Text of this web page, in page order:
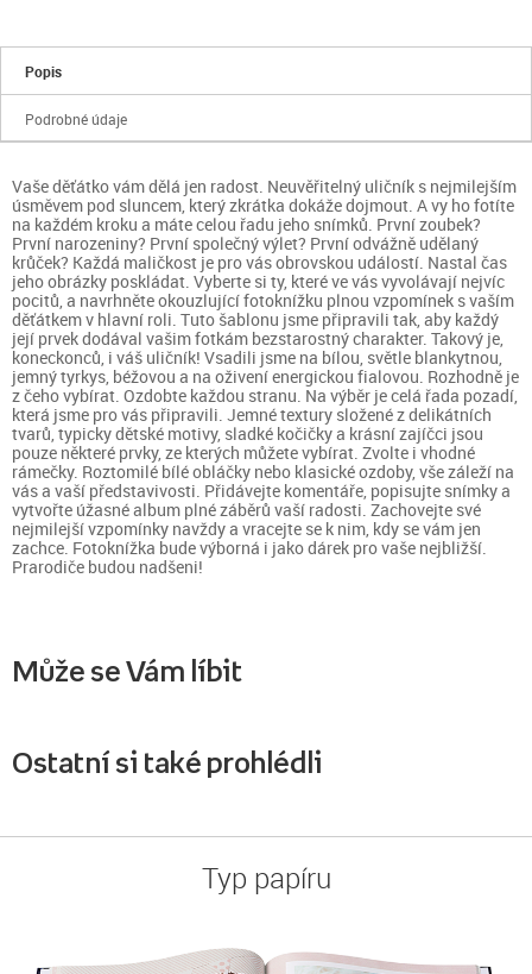
Popis
Podrobné údaje
Vaše děťátko vám dělá jen radost. Neuvěřitelný uličník s nejmilejším
úsměvem pod sluncem, který zkrátka dokáže dojmout. A vy ho fotíte
na každém kroku a máte celou řadu jeho snímků. První zoubek?
První narozeniny? První společný výlet? První odvážně udělaný
krůček? Každá maličkost je pro vás obrovskou událostí. Nastal čas
jeho obrázky poskládat. Vyberte si ty, které ve vás vyvolávají nejvíc
pocitů, a navrhněte okouzlující fotoknížku plnou vzpomínek s vaším
děťátkem v hlavní roli. Tuto šablonu jsme připravili tak, aby každý
její prvek dodával vašim fotkám bezstarostný charakter. Takový je,
koneckonců, i váš uličník! Vsadili jsme na bílou, světle blankytnou,
jemný tyrkys, béžovou a na oživení energickou fialovou. Rozhodně je
z čeho vybírat. Ozdobte každou stranu. Na výběr je celá řada pozadí,
která jsme pro vás připravili. Jemné textury složené z delikátních
tvarů, typicky dětské motivy, sladké kočičky a krásní zajíčci jsou
pouze některé prvky, ze kterých můžete vybírat. Zvolte i vhodné
rámečky. Roztomilé bílé obláčky nebo klasické ozdoby, vše záleží na
vás a vaší představivosti. Přidávejte komentáře, popisujte snímky a
vytvořte úžasné album plné záběrů vaší radosti. Zachovejte své
nejmilejší vzpomínky navždy a vracejte se k nim, kdy se vám jen
zachce. Fotoknížka bude výborná i jako dárek pro vaše nejbližší.
Prarodiče budou nadšeni!
Může se Vám líbit
Ostatní si také prohlédli
Typ papíru